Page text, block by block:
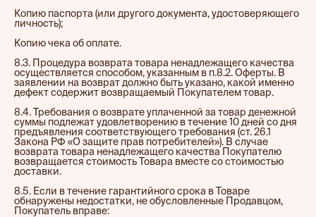
Копию паспорта (или другого документа, удостоверяющего
личность);
Копию чека об оплате.
8.3. Процедура возврата товара ненадлежащего качества
осуществляется способом, указанным в п.8.2. Оферты. В
заявлении на возврат должно быть указано, какой именно
дефект содержит возвращаемый Покупателем товар.
8.4. Требования о возврате уплаченной за товар денежной
суммы подлежат удовлетворению в течение 10 дней со дня
предъявления соответствующего требования (ст. 26.1
Закона РФ «О защите прав потребителей»). В случае
возврата товара ненадлежащего качества Покупателю
возвращается стоимость Товара вместе со стоимостью
доставки.
8.5. Если в течение гарантийного срока в Товаре
обнаружены недостатки, не обусловленные Продавцом,
Покупатель вправе: